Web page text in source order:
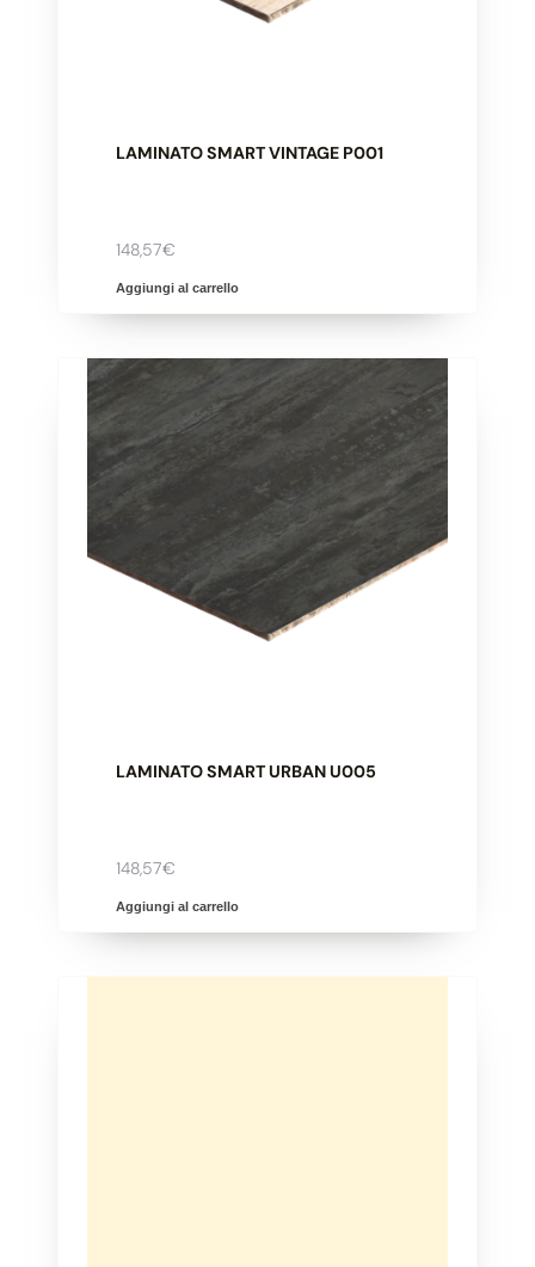
​LAMINATO SMART VINTAGE P001
148,57€
Aggiungi al carrello
​LAMINATO SMART URBAN U005
148,57€
Aggiungi al carrello